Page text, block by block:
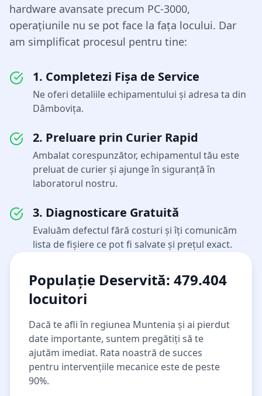
hardware avansate precum PC-3000,
operațiunile nu se pot face la fața locului. Dar
am simplificat procesul pentru tine:
1. Completezi Fișa de Service
Ne oferi detaliile echipamentului și adresa ta din
Dâmbovița.
2. Preluare prin Curier Rapid
Ambalat corespunzător, echipamentul tău este
preluat de curier și ajunge în siguranță în
laboratorul nostru.
3. Diagnosticare Gratuită
Evaluăm defectul fără costuri și îți comunicăm
lista de fișiere ce pot fi salvate și prețul exact.
Populație Deservită: 479.404
locuitori
Dacă te afli în regiunea Muntenia și ai pierdut
date importante, suntem pregătiți să te
ajutăm imediat. Rata noastră de succes
pentru intervențiile mecanice este de peste
90%.